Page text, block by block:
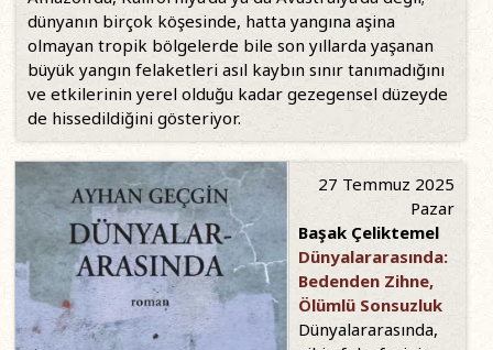
dünyanın birçok köşesinde, hatta yangına aşina
olmayan tropik bölgelerde bile son yıllarda yaşanan
büyük yangın felaketleri asıl kaybın sınır tanımadığını
ve etkilerinin yerel olduğu kadar gezegensel düzeyde
de hissedildiğini gösteriyor.
27 Temmuz 2025
Pazar
Başak Çeliktemel
Dünyalararasında:
Bedenden Zihne,
Ölümlü Sonsuzluk
Dünyalararasında,